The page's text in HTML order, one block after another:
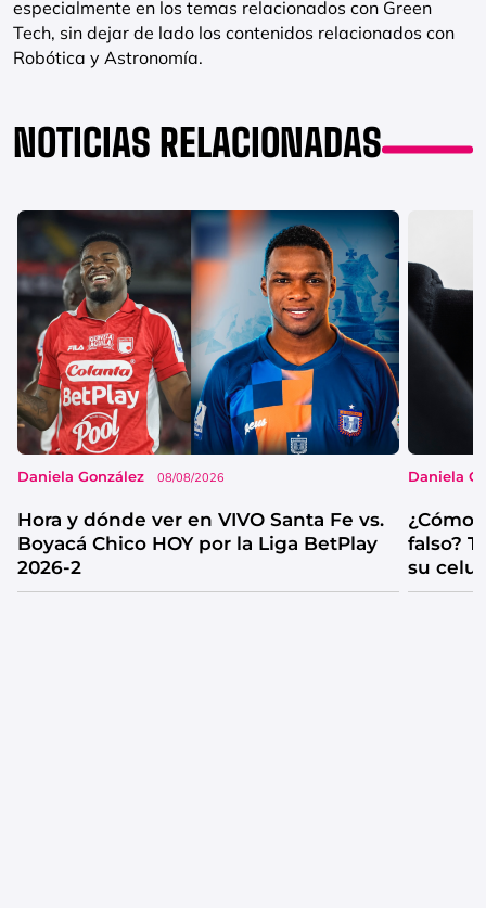
especialmente en los temas relacionados con Green
Tech, sin dejar de lado los contenidos relacionados con
Robótica y Astronomía.
NOTICIAS RELACIONADAS
Daniela González 08/08/2026
Hora y dónde ver en VIVO Santa Fe vs.
Boyacá Chico HOY por la Liga BetPlay
2026-2
Daniela
¿Cómo
falso?
su